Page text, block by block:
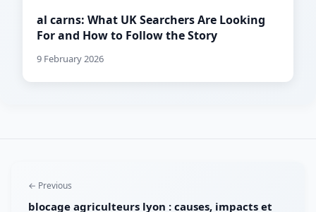
al carns: What UK Searchers Are Looking
For and How to Follow the Story
9 February 2026
← Previous
blocage agriculteurs lyon : causes, impacts et